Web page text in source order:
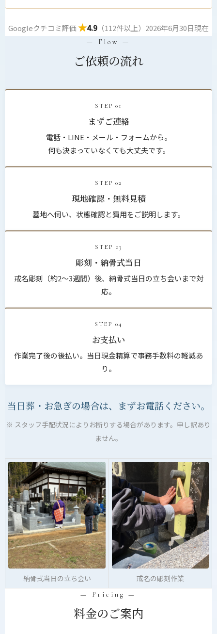
Googleクチコミ評価★4.9 （112件以上）2026年6月30日現在
— Flow —
ご依頼の流れ
STEP 01
まずご連絡
電話・LINE・メール・フォームから。
何も決まっていなくても大丈夫です。
STEP 02
現地確認・無料見積
墓地へ伺い、状態確認と費用をご説明します。
STEP 03
彫刻・納骨式当日
戒名彫刻（約2〜3週間）後、納骨式当日の立ち会いまで対
応。
STEP 04
お支払い
作業完了後の後払い。当日現金精算で事務手数料の軽減あ
り。
当日葬・お急ぎの場合は、まずお電話ください。
※ スタッフ手配状況によりお断りする場合があります。申し訳あり
ません。
納骨式当日の立ち会い 戒名の彫刻作業
— Pricing —
料金のご案内